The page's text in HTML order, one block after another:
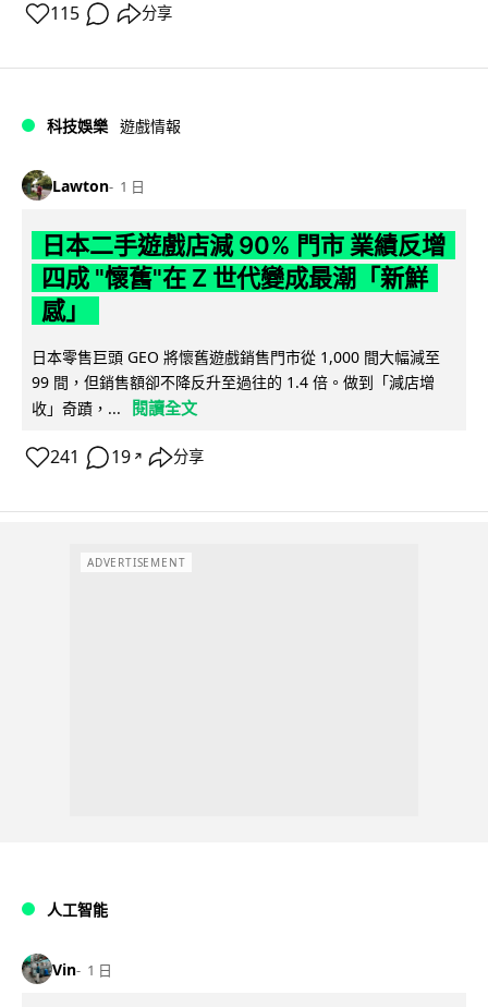
115 分享
科技娛樂 遊戲情報
Lawton 1 日
日本二手遊戲店減 90% 門市 業績反增
四成 "懷舊"在 Z 世代變成最潮「新鮮
感」
日本零售巨頭 GEO 將懷舊遊戲銷售門市從 1,000 間大幅減至
99 間，但銷售額卻不降反升至過往的 1.4 倍。做到「減店增
收」奇蹟，...
閱讀全文
241 19 ↗ 分享
ADVERTISEMENT
人工智能
Vin 1 日